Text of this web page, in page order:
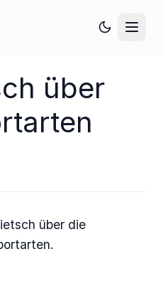
über
über die